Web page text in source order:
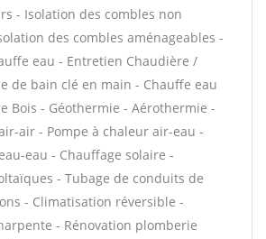
- Isolation des combles non
des combles aménageables -
eau - Entretien Chaudière /
de bain clé en main - Chauffe eau
Bois - Géothermie - Aérothermie -
air - Pompe à chaleur air-eau -
eau - Chauffage solaire -
- Tubage de conduits de
- Climatisation réversible -
- Rénovation plomberie